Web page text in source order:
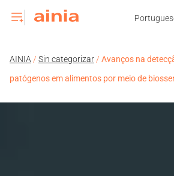
AINIA / Sin categorizar / Avanços na
patógenos em alimentos por meio de